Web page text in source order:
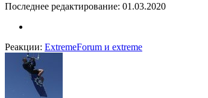
Последнее редактирование: 01.03.2020
Реакции: ExtremeForum и extreme